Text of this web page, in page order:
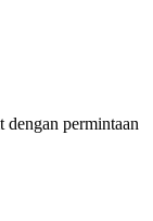
permintaan